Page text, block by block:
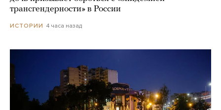
трансгендерности» в России
ИСТОРИИ 4 часа назад